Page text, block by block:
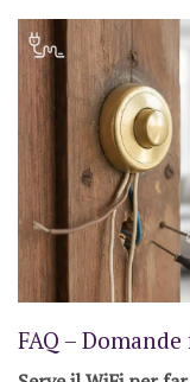
FAQ –